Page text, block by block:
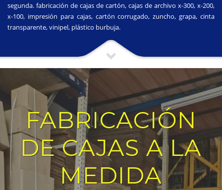
segunda. fabricación de cajas de cartón, cajas de archivo x-300, x-200,
x-100, impresión para cajas, cartón corrugado, zuncho, grapa, cinta
transparente, vinipel, plástico burbuja.
FABRICACIÓN
DE CAJAS A LA
MEDIDA